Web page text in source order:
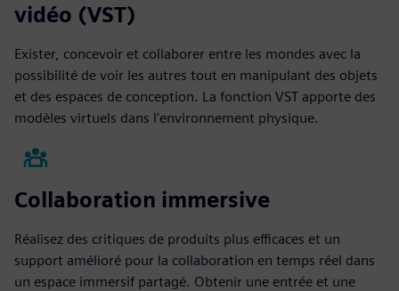
vidéo (VST)
Exister, concevoir et collaborer entre les mondes avec la
possibilité de voir les autres tout en manipulant des objets
et des espaces de conception. La fonction VST apporte des
modèles virtuels dans l'environnement physique.
Collaboration immersive
Réalisez des critiques de produits plus efficaces et un
support amélioré pour la collaboration en temps réel dans
un espace immersif partagé. Obtenir une entrée et une